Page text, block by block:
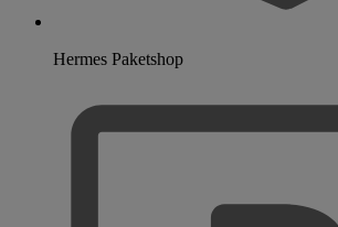
Hermes Paketshop